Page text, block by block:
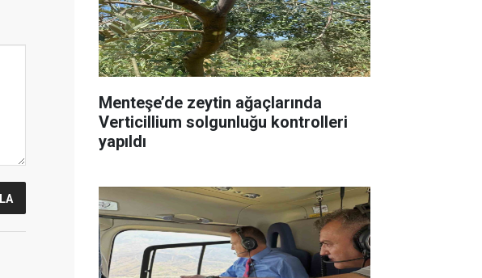
Menteşe’de zeytin ağaçlarında
Verticillium solgunluğu kontrolleri
yapıldı